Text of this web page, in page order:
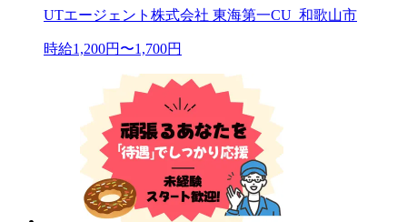
UTエージェント株式会社 東海第一CU_和歌山市
時給1,200円〜1,700円